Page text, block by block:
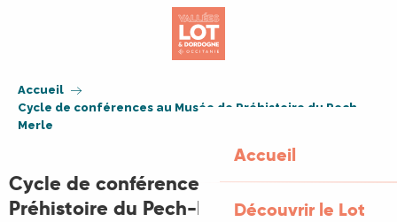
Accueil
Découvrir le Lot
Accueil
Cycle de conférences au Musée de Préhistoire du Pech-
Merle
Cycle de conférences au Musée de
Préhistoire du Pech-Merle